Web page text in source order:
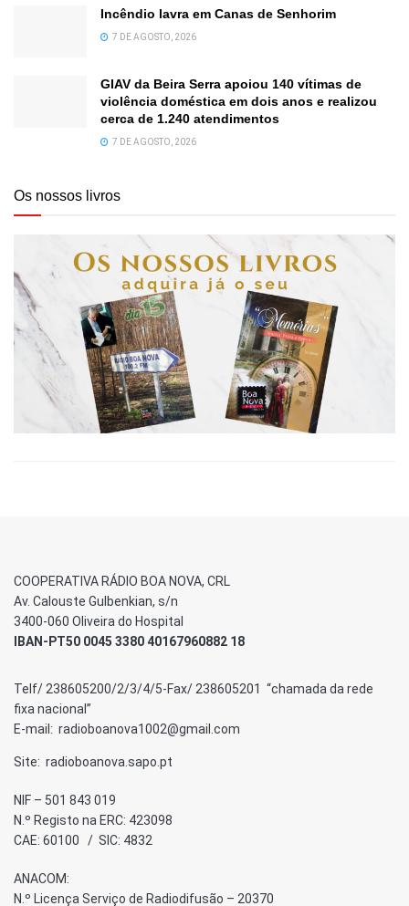
Incêndio lavra em Canas de Senhorim
7 DE AGOSTO, 2026
GIAV da Beira Serra apoiou 140 vítimas de
violência doméstica em dois anos e realizou
cerca de 1.240 atendimentos
7 DE AGOSTO, 2026
Os nossos livros
COOPERATIVA RÁDIO BOA NOVA, CRL
Av. Calouste Gulbenkian, s/n
3400-060 Oliveira do Hospital
IBAN-PT50 0045 3380 40167960882 18
Telf/ 238605200/2/3/4/5-Fax/ 238605201 “chamada da rede
fixa nacional”
E-mail: radioboanova1002@gmail.com
Site: radioboanova.sapo.pt
NIF – 501 843 019
N.º Registo na ERC: 423098
CAE: 60100 / SIC: 4832
ANACOM:
N.º Licença Serviço de Radiodifusão – 20370